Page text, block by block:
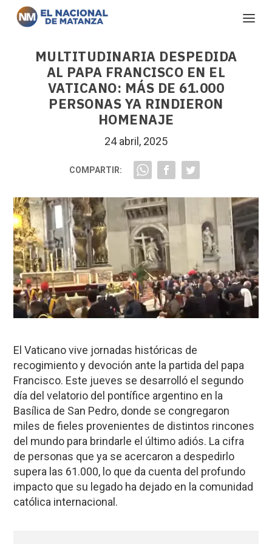
MULTITUDINARIA DESPEDIDA
AL PAPA FRANCISCO EN EL
VATICANO: MÁS DE 61.000
PERSONAS YA RINDIERON
HOMENAJE
24 abril, 2025
COMPARTIR:
El Vaticano vive jornadas históricas de
recogimiento y devoción ante la partida del papa
Francisco. Este jueves se desarrolló el segundo
día del velatorio del pontífice argentino en la
Basílica de San Pedro, donde se congregaron
miles de fieles provenientes de distintos rincones
del mundo para brindarle el último adiós. La cifra
de personas que ya se acercaron a despedirlo
supera las 61.000, lo que da cuenta del profundo
impacto que su legado ha dejado en la comunidad
católica internacional.